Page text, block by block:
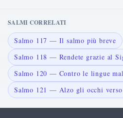
SALMI CORRELATI
Salmo 117 — Il salmo più breve
Salmo 118 — Rendete grazie al
Salmo 120 — Contro le lingue
Salmo 121 — Alzo gli occhi